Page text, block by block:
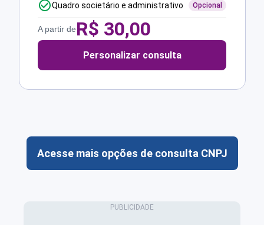
Quadro societário e administrativo Opcional
A partir deR$ 30,00
Personalizar consulta
Acesse mais opções de consulta CNPJ